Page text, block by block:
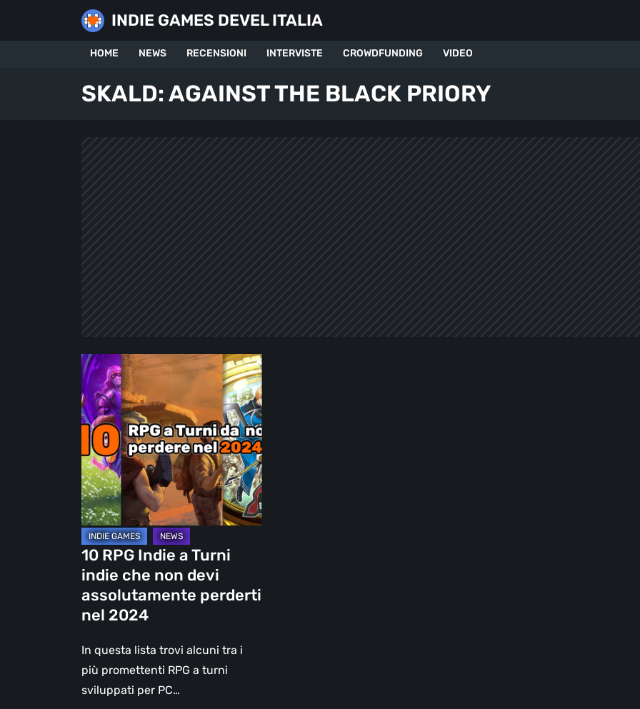
INDIE GAMES DEVEL ITALIA
HOME NEWS RECENSIONI INTERVISTE CROWDFUNDING VIDEO
SKALD: AGAINST THE BLACK PRIORY
10
RPG
Indie
a
Turni
indie
che
non
devi
assolutamente
perderti
nel
2024
10 RPG Indie a Turni
indie che non devi
assolutamente perderti
nel 2024
In questa lista trovi alcuni tra i
più promettenti RPG a turni
sviluppati per PC…